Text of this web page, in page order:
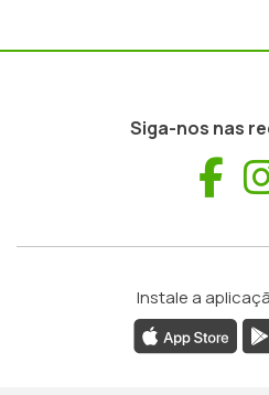
Siga-nos nas
Instale a